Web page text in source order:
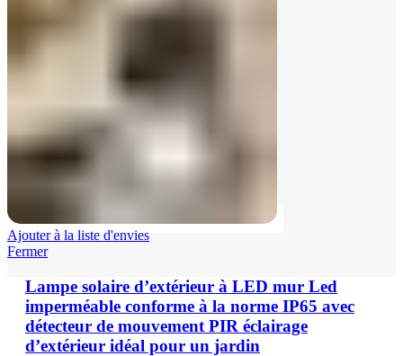
Ajouter à la liste d'envies
Fermer
Lampe solaire d’extérieur à LED mur Led
imperméable conforme à la norme IP65 avec
détecteur de mouvement PIR éclairage
d’extérieur idéal pour un jardin